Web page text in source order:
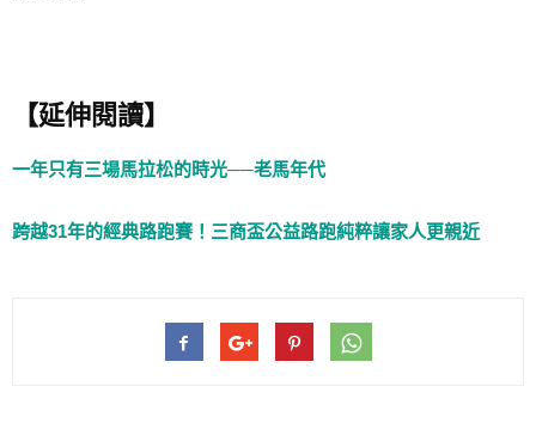
【延伸閱讀】
一年只有三場馬拉松的時光──老馬年代
跨越31年的經典路跑賽！三商盃公益路跑純粹讓家人更親近